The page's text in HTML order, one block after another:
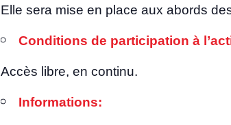
Elle sera mise en place aux abords
Condi­tions de par­ti­ci­pa­tion à
Accès libre, en continu.
Infor­ma­tions: